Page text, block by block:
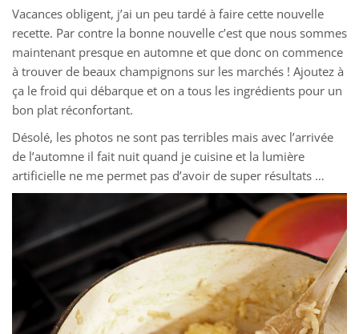
Vacances obligent, j’ai un peu tardé à faire cette nouvelle
recette. Par contre la bonne nouvelle c’est que nous sommes
maintenant presque en automne et que donc on commence
à trouver de beaux champignons sur les marchés ! Ajoutez à
ça le froid qui débarque et on a tous les ingrédients pour un
bon plat réconfortant.
Désolé, les photos ne sont pas terribles mais avec l’arrivée
de l’automne il fait nuit quand je cuisine et la lumière
artificielle ne me permet pas d’avoir de super résultats …